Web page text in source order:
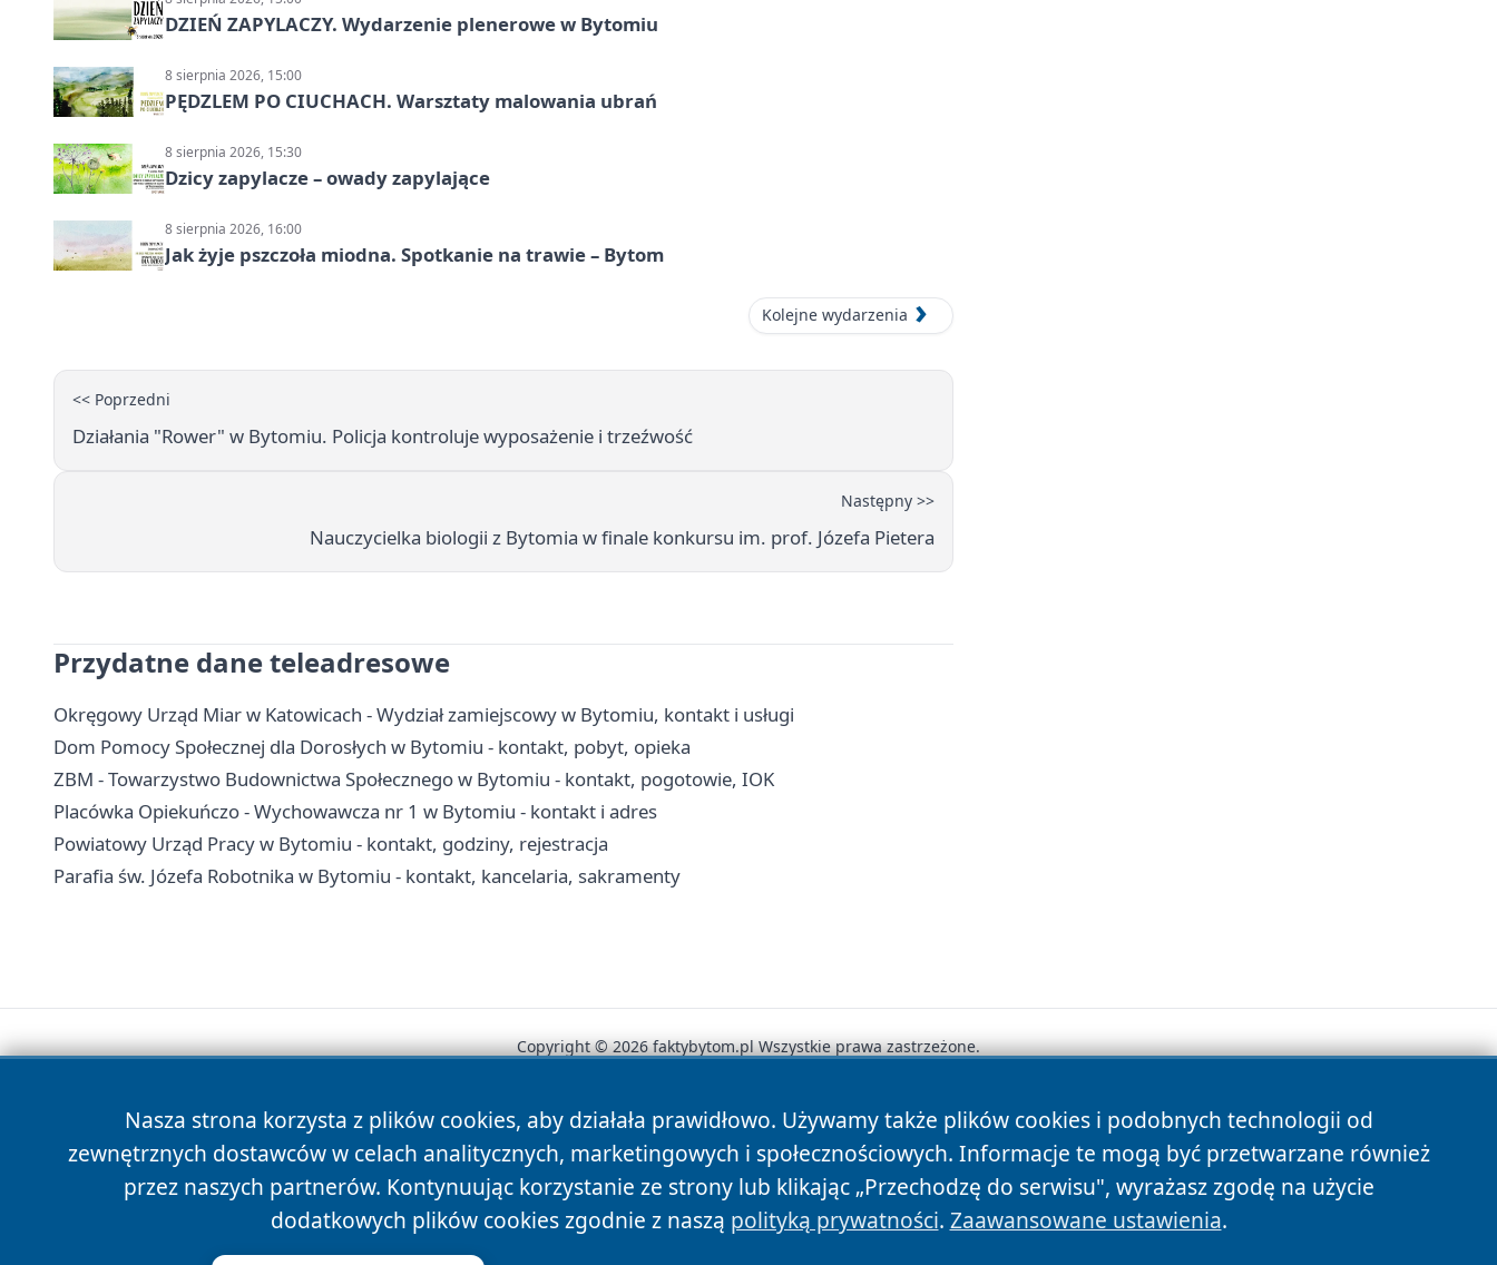
DZIEŃ ZAPYLACZY. Wydarzenie plenerowe w Bytomiu
8 sierpnia 2026, 15:00
PĘDZLEM PO CIUCHACH. Warsztaty malowania ubrań
8 sierpnia 2026, 15:30
Dzicy zapylacze – owady zapylające
8 sierpnia 2026, 16:00
Jak żyje pszczoła miodna. Spotkanie na trawie – Bytom
Kolejne wydarzenia
<< Poprzedni
Działania "Rower" w Bytomiu. Policja kontroluje wyposażenie i trzeźwość
Następny >>
Nauczycielka biologii z Bytomia w finale konkursu im. prof. Józefa Pietera
Przydatne dane teleadresowe
Okręgowy Urząd Miar w Katowicach - Wydział zamiejscowy w Bytomiu, kontakt i usługi
Dom Pomocy Społecznej dla Dorosłych w Bytomiu - kontakt, pobyt, opieka
ZBM - Towarzystwo Budownictwa Społecznego w Bytomiu - kontakt, pogotowie, IOK
Placówka Opiekuńczo - Wychowawcza nr 1 w Bytomiu - kontakt i adres
Powiatowy Urząd Pracy w Bytomiu - kontakt, godziny, rejestracja
Parafia św. Józefa Robotnika w Bytomiu - kontakt, kancelaria, sakramenty
Nasza strona korzysta z plików cookies, aby działała prawidłowo. Używamy także plików cookies i podobnych technologii od
zewnętrznych dostawców w celach analitycznych, marketingowych i społecznościowych. Informacje te mogą być przetwarzane również
przez naszych partnerów. Kontynuując korzystanie ze strony lub klikając „Przechodzę do serwisu", wyrażasz zgodę na użycie
dodatkowych plików cookies zgodnie z naszą polityką prywatności. Zaawansowane ustawienia.
Copyright © 2026 faktybytom.pl Wszystkie prawa zastrzeżone.
News Autorzy Polityka Prywatności Polityka Cookies